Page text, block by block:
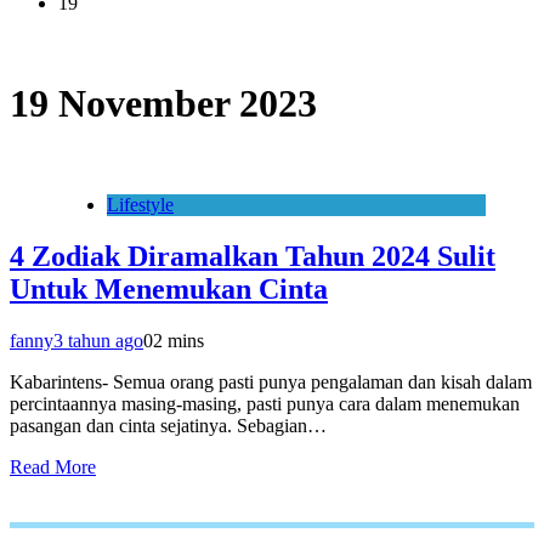
19 November 2023
Lifestyle
4 Zodiak Diramalkan Tahun 2024 Sulit
Untuk Menemukan Cinta
fanny3 tahun ago02 mins
Kabarintens- Semua orang pasti punya pengalaman dan kisah dalam
percintaannya masing-masing, pasti punya cara dalam menemukan
pasangan dan cinta sejatinya. Sebagian…
Read More